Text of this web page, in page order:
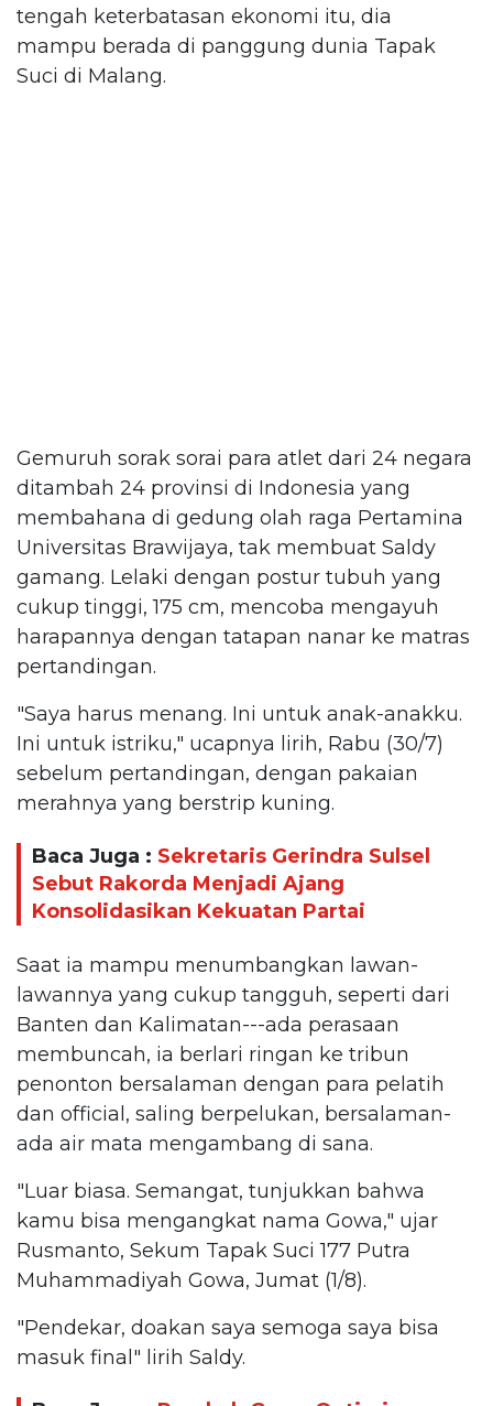
tengah keterbatasan ekonomi itu, dia
mampu berada di panggung dunia Tapak
Suci di Malang.
Gemuruh sorak sorai para atlet dari 24 negara
ditambah 24 provinsi di Indonesia yang
membahana di gedung olah raga Pertamina
Universitas Brawijaya, tak membuat Saldy
gamang. Lelaki dengan postur tubuh yang
cukup tinggi, 175 cm, mencoba mengayuh
harapannya dengan tatapan nanar ke matras
pertandingan.
"Saya harus menang. Ini untuk anak-anakku.
Ini untuk istriku," ucapnya lirih, Rabu (30/7)
sebelum pertandingan, dengan pakaian
merahnya yang berstrip kuning.
Baca Juga : Sekretaris Gerindra Sulsel
Sebut Rakorda Menjadi Ajang
Konsolidasikan Kekuatan Partai
Saat ia mampu menumbangkan lawan-
lawannya yang cukup tangguh, seperti dari
Banten dan Kalimatan---ada perasaan
membuncah, ia berlari ringan ke tribun
penonton bersalaman dengan para pelatih
dan official, saling berpelukan, bersalaman-
ada air mata mengambang di sana.
"Luar biasa. Semangat, tunjukkan bahwa
kamu bisa mengangkat nama Gowa," ujar
Rusmanto, Sekum Tapak Suci 177 Putra
Muhammadiyah Gowa, Jumat (1/8).
"Pendekar, doakan saya semoga saya bisa
masuk final" lirih Saldy.